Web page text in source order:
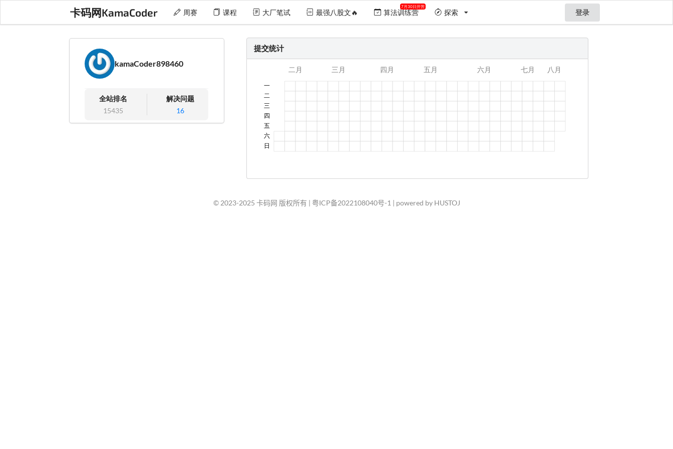
卡码网KamaCoder 周赛 课程 大厂笔试 最强八股文🔥 算法训练营
7月30日开营
探索 登录
kamaCoder898460
全站排名
15435
解决问题
16
提交统计
© 2023-2025 卡码网 版权所有 | 粤ICP备2022108040号-1 | powered by HUSTOJ